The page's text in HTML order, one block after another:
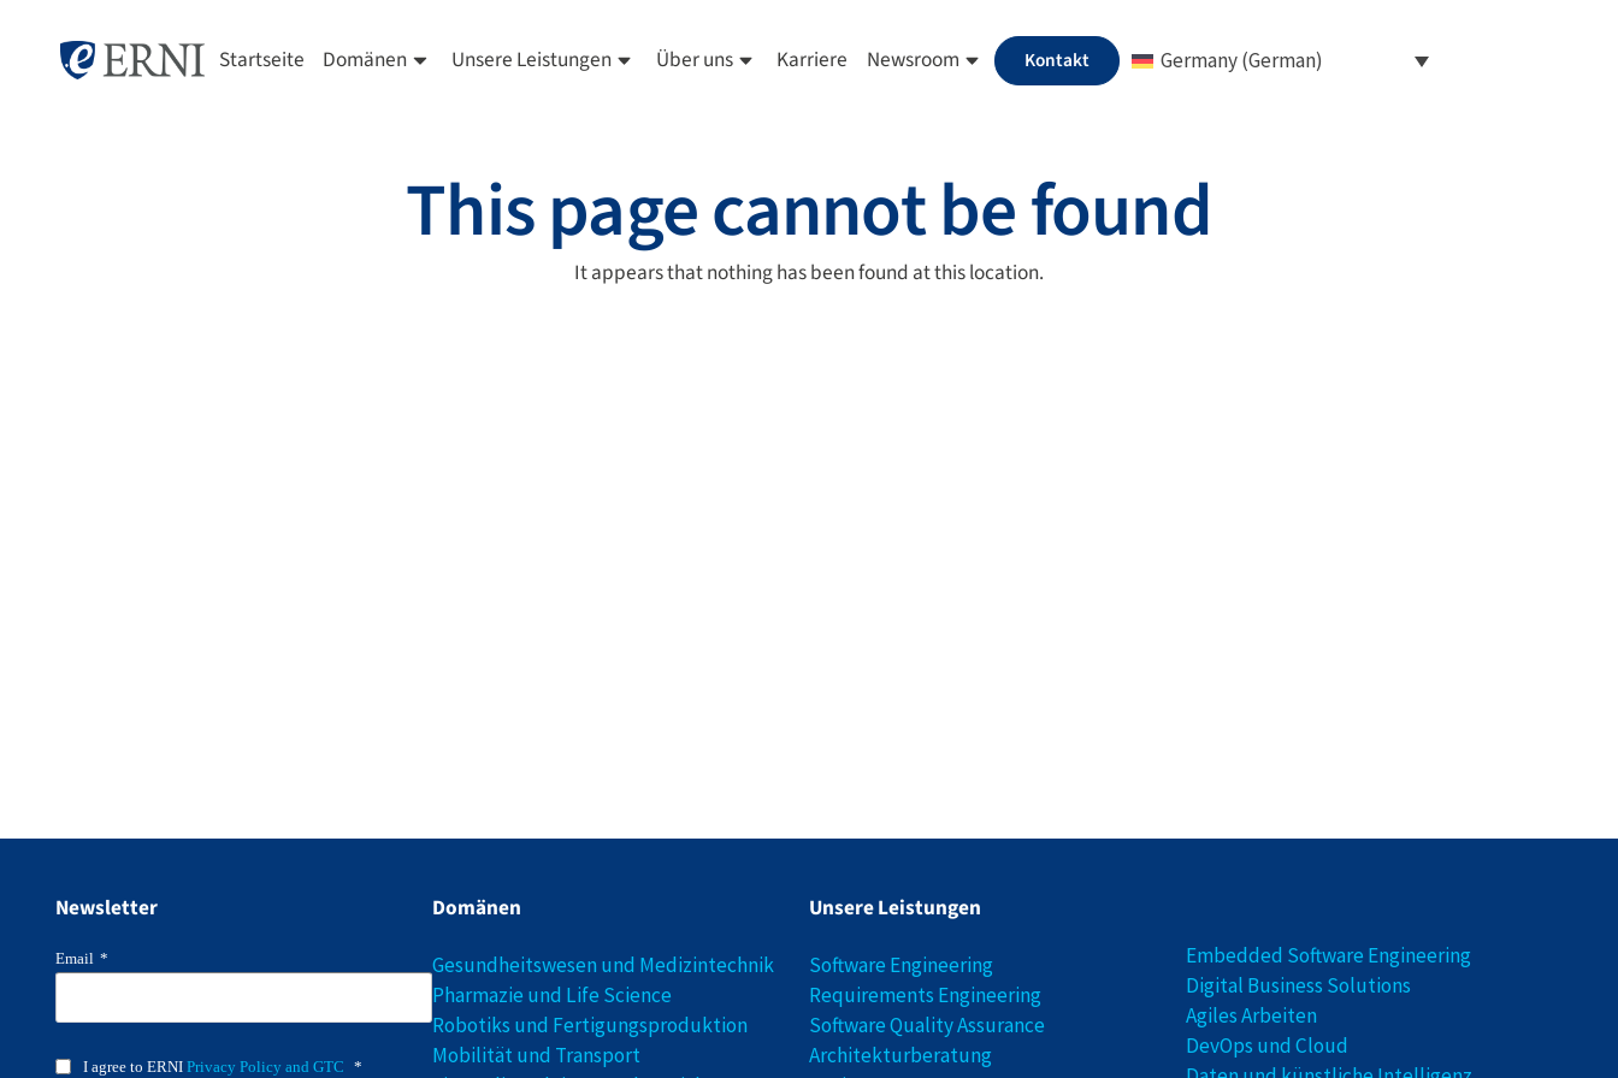
Startseite Domänen Unsere Leistungen Über uns Karriere Newsroom Kontakt Germany (German)
This page cannot be found
It appears that nothing has been found at this location.
Newsletter
Email *
I agree to ERNIPrivacy Policy and GTC *
Domänen
Gesundheitswesen und Medizintechnik
Pharmazie und Life Science
Robotiks und Fertigungsproduktion
Mobilität und Transport
Unsere Leistungen
Software Engineering
Requirements Engineering
Software Quality Assurance
Architekturberatung
Embedded Software Engineering
Digital Business Solutions
Agiles Arbeiten
DevOps und Cloud